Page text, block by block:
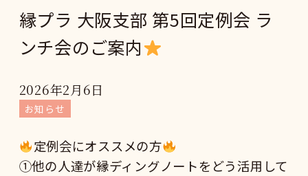
縁プラ 大阪支部 第5回定例会 ラ
ンチ会のご案内
2026年2月6日
お知らせ
定例会にオススメの方
①他の人達が縁ディングノートをどう活用して